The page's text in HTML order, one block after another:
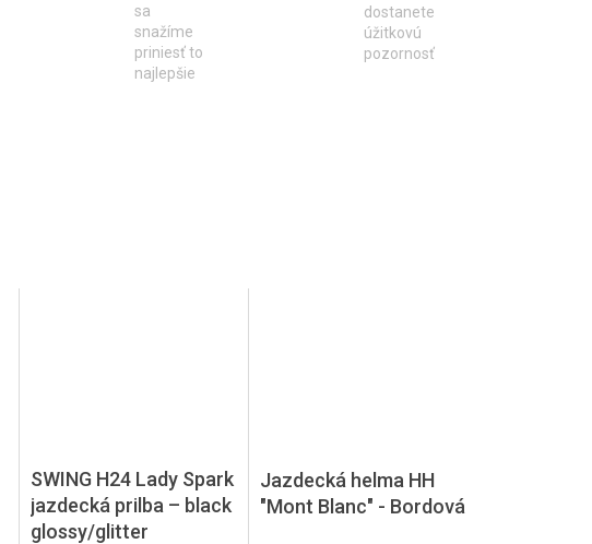
sa
snažíme
priniesť to
najlepšie
dostanete
úžitkovú
pozornosť
SWING H24 Lady Spark
jazdecká prilba – black
glossy/glitter
Jazdecká helma HH
"Mont Blanc" - Bordová